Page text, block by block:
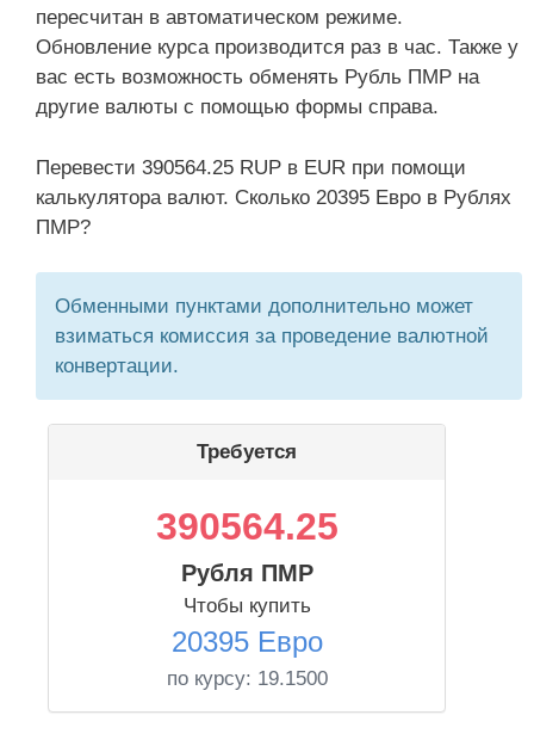
пересчитан в автоматическом режиме.
Обновление курса производится раз в час. Также у
вас есть возможность обменять Рубль ПМР на
другие валюты с помощью формы справа.
Перевести 390564.25 RUP в EUR при помощи
калькулятора валют. Сколько 20395 Евро в Рублях
ПМР?
Обменными пунктами дополнительно может
взиматься комиссия за проведение валютной
конвертации.
Требуется
390564.25
Рубля ПМР
Чтобы купить
20395 Евро
по курсу: 19.1500